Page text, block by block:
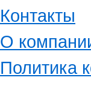
Контакты
О
Политика